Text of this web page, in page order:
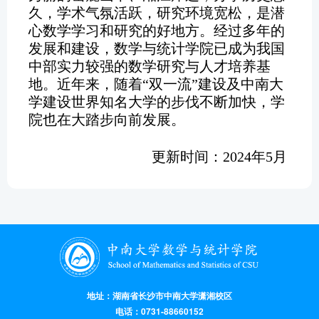
久，学术气氛活跃，研究环境宽松，是潜
心数学学习和研究的好地方。经过多年的
发展和建设，数学与统计学院已成为我国
中部实力较强的数学研究与人才培养基
地。近年来，随着“双一流”建设及中南大
学建设世界知名大学的步伐不断加快，学
院也在大踏步向前发展。
更新时间：2024年5月
地址：湖南省长沙市中南大学潇湘校区
电话：0731-88660152